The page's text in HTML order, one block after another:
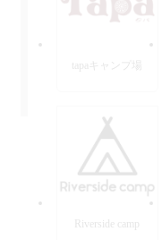
tapaキャンプ場
Riverside camp